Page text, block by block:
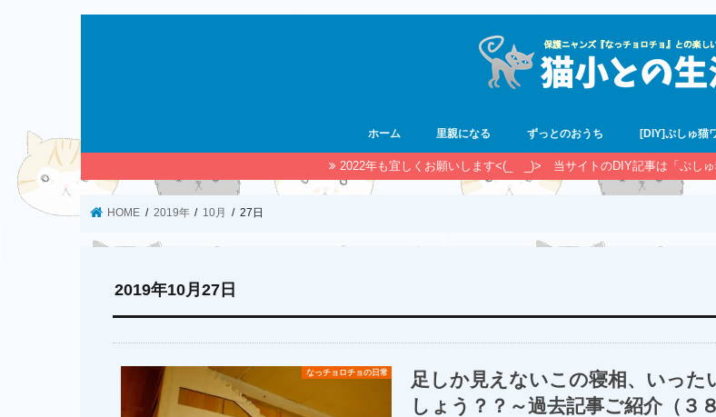
ホーム 里親になる ずっとのおうち [DIY]ぷしゅ猫
2022年も宜しくお願いします<(_ _)> 当サイトのDIY記事は「ぷしゅ
HOME 2019年 10月 27日
2019年10月27日
なっチョロチョの日常
足しか見えないこの寝相、いった
しょう？？～過去記事ご紹介（３８